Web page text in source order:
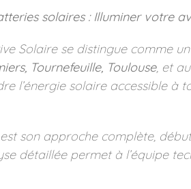
solaires : Illuminer votre
Solaire se distingue comme
Tournefeuille, Toulouse, et
l’énergie solaire accessible à
son approche complète,
détaillée permet à l’équipe